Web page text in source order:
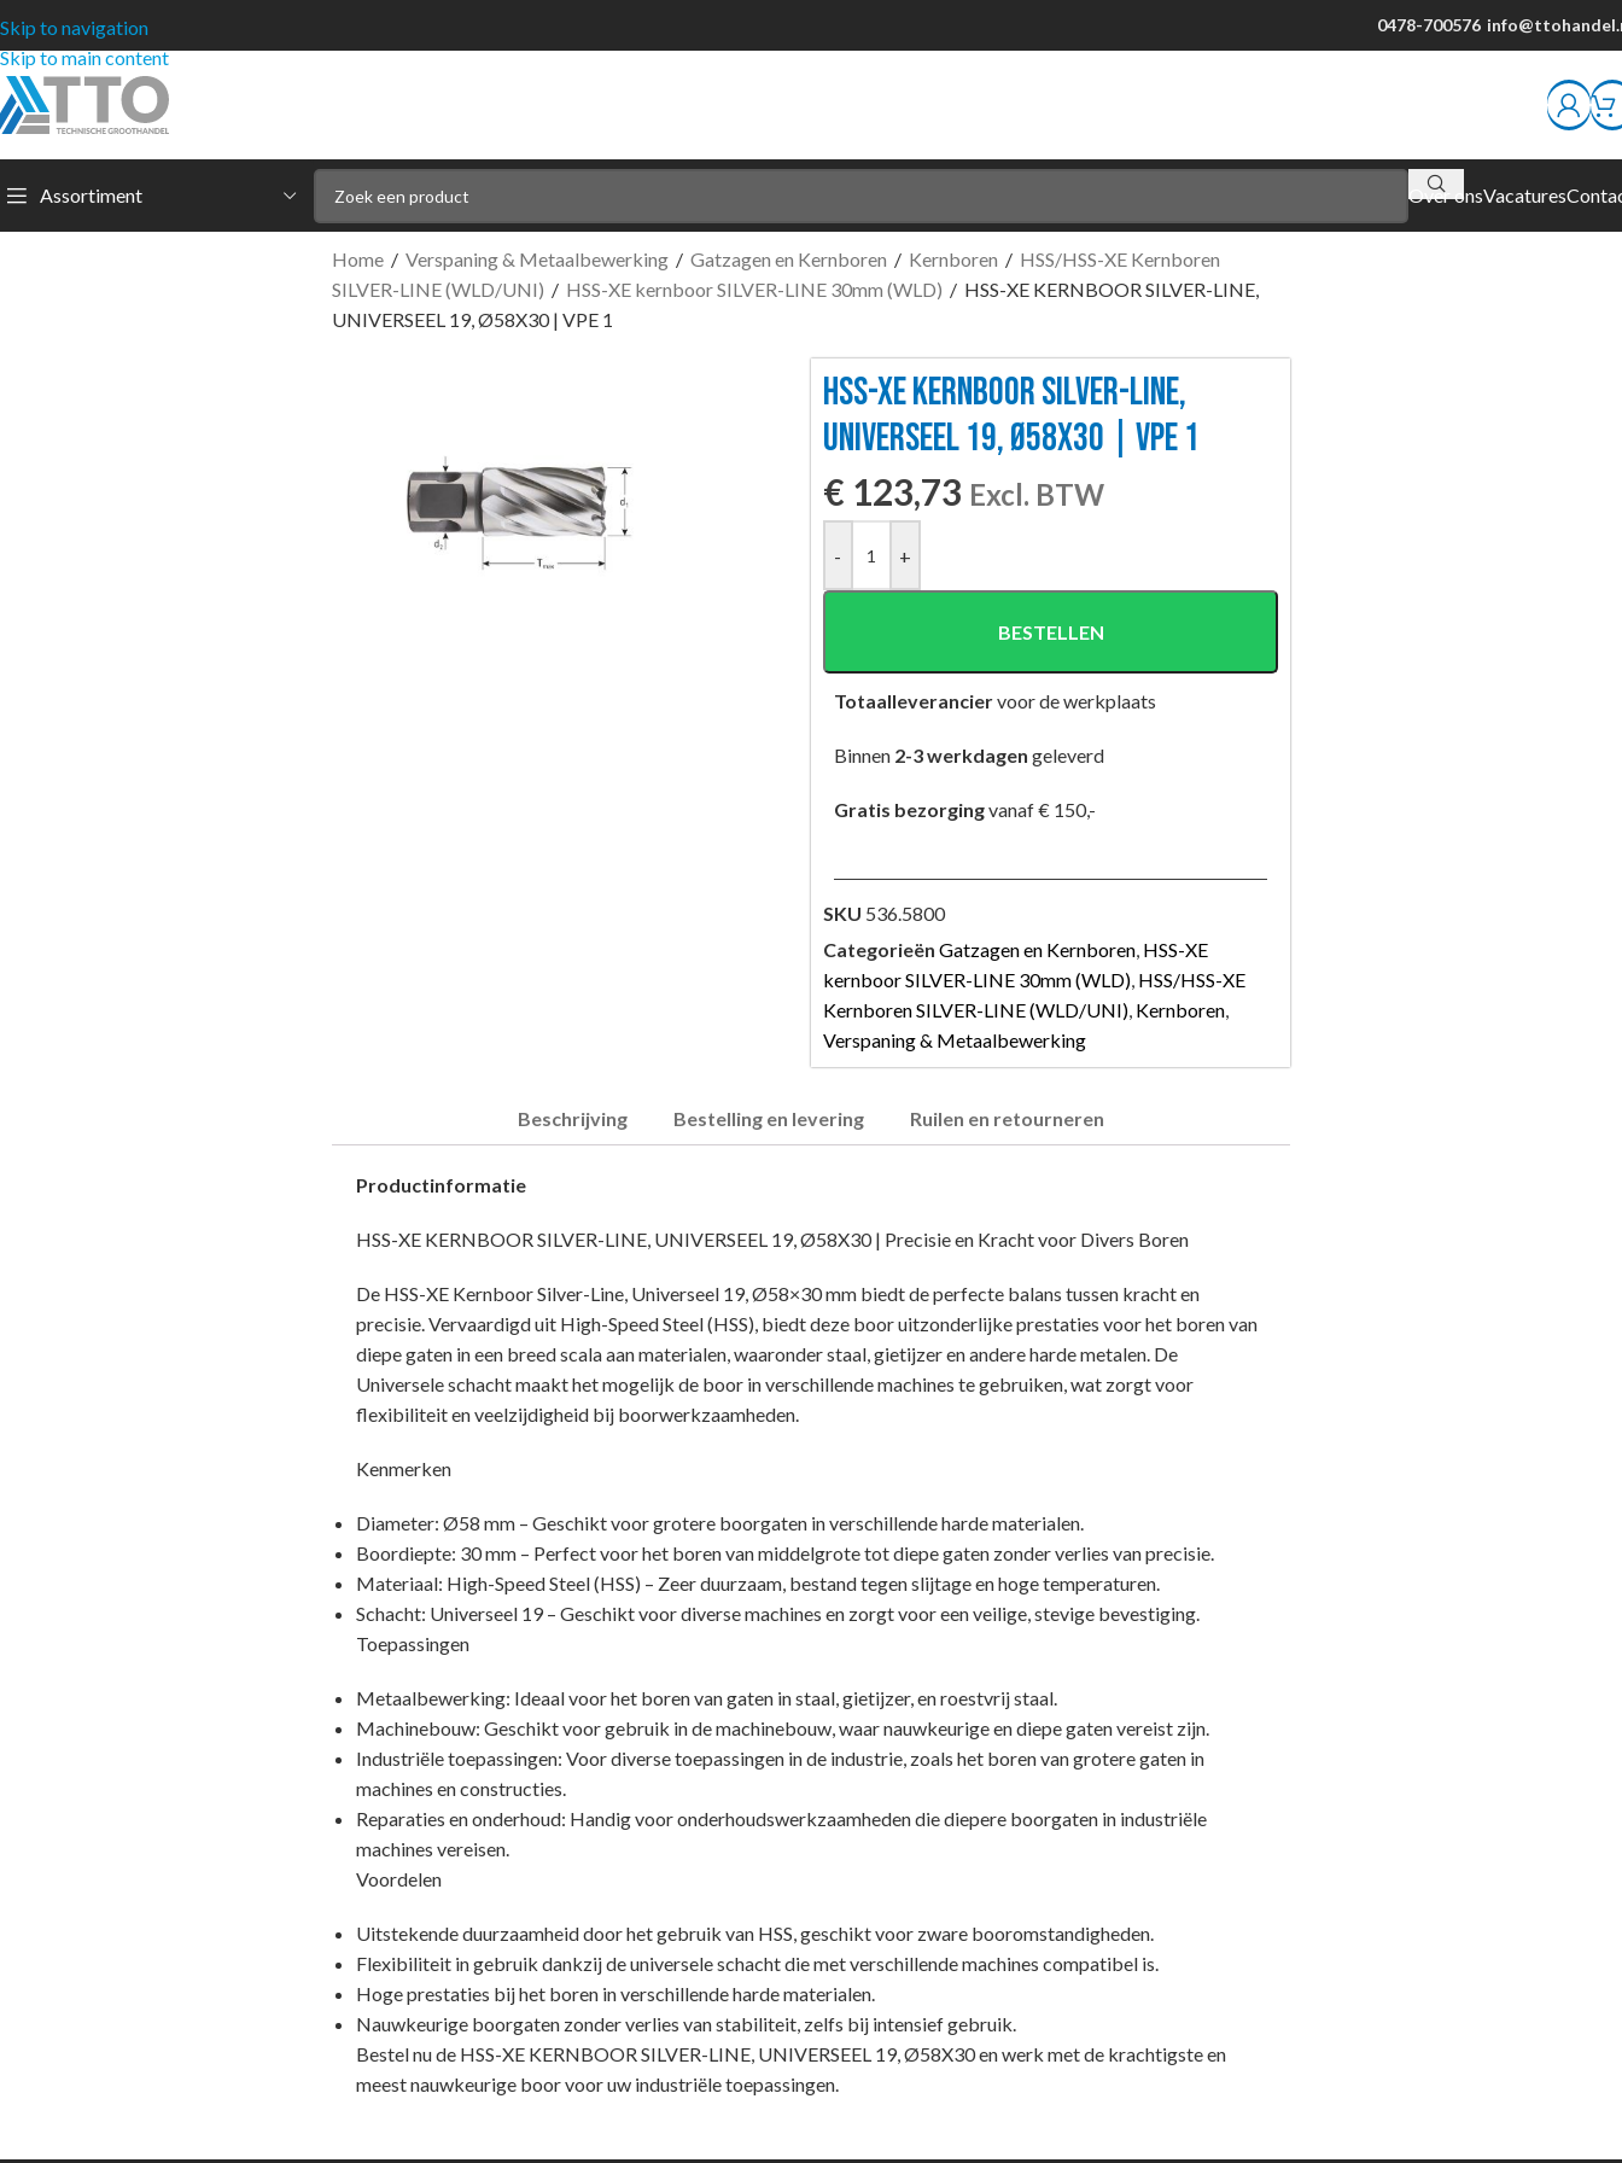
Skip to navigation
Skip to main content
0478-700576
Assortiment Over onsVacatures
Home / Verspaning & Metaalbewerking / Gatzagen en Kernboren / Kernboren / HSS/HSS-XE Kernboren
SILVER-LINE (WLD/UNI) / HSS-XE kernboor SILVER-LINE 30mm (WLD) / HSS-XE KERNBOOR SILVER-LINE,
UNIVERSEEL 19, Ø58X30 | VPE 1
HSS-XE KERNBOOR SILVER-LINE,
UNIVERSEEL 19, Ø58X30 | VPE 1
€ 123,73 Excl. BTW
- +
BESTELLEN
Totaalleveranciervoor de werkplaats
Binnen 2-3 werkdagen geleverd
Gratis bezorgingvanaf € 150,-
SKU 536.5800
Categorieën Gatzagen en Kernboren, HSS-XE
kernboor SILVER-LINE 30mm (WLD), HSS/HSS-XE
Kernboren SILVER-LINE (WLD/UNI), Kernboren,
Verspaning & Metaalbewerking
Beschrijving Bestelling en levering Ruilen en retourneren
Productinformatie
HSS-XE KERNBOOR SILVER-LINE, UNIVERSEEL 19, Ø58X30 | Precisie en Kracht voor Divers Boren
De HSS-XE Kernboor Silver-Line, Universeel 19, Ø58×30 mm biedt de perfecte balans tussen kracht en
precisie. Vervaardigd uit High-Speed Steel (HSS), biedt deze boor uitzonderlijke prestaties voor het boren van
diepe gaten in een breed scala aan materialen, waaronder staal, gietijzer en andere harde metalen. De
Universele schacht maakt het mogelijk de boor in verschillende machines te gebruiken, wat zorgt voor
flexibiliteit en veelzijdigheid bij boorwerkzaamheden.
Kenmerken
Diameter: Ø58 mm – Geschikt voor grotere boorgaten in verschillende harde materialen.
Boordiepte: 30 mm – Perfect voor het boren van middelgrote tot diepe gaten zonder verlies van precisie.
Materiaal: High-Speed Steel (HSS) – Zeer duurzaam, bestand tegen slijtage en hoge temperaturen.
Schacht: Universeel 19 – Geschikt voor diverse machines en zorgt voor een veilige, stevige bevestiging.
Toepassingen
Metaalbewerking: Ideaal voor het boren van gaten in staal, gietijzer, en roestvrij staal.
Machinebouw: Geschikt voor gebruik in de machinebouw, waar nauwkeurige en diepe gaten vereist zijn.
Industriële toepassingen: Voor diverse toepassingen in de industrie, zoals het boren van grotere gaten in
machines en constructies.
Reparaties en onderhoud: Handig voor onderhoudswerkzaamheden die diepere boorgaten in industriële
machines vereisen.
Voordelen
Uitstekende duurzaamheid door het gebruik van HSS, geschikt voor zware booromstandigheden.
Flexibiliteit in gebruik dankzij de universele schacht die met verschillende machines compatibel is.
Hoge prestaties bij het boren in verschillende harde materialen.
Nauwkeurige boorgaten zonder verlies van stabiliteit, zelfs bij intensief gebruik.
Bestel nu de HSS-XE KERNBOOR SILVER-LINE, UNIVERSEEL 19, Ø58X30 en werk met de krachtigste en
meest nauwkeurige boor voor uw industriële toepassingen.